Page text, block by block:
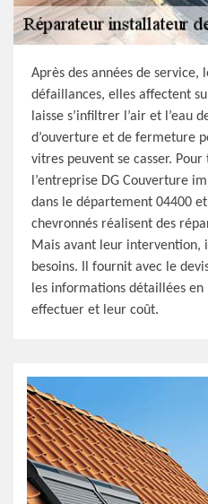
Après des années de service,
défaillances, elles affectent
laisse s’infiltrer l’air et l’eau
d’ouverture et de fermeture
vitres peuvent se casser.
l’entreprise DG Couverture
dans le département 04400
chevronnés réalisent des
Mais avant leur intervention,
besoins. Il fournit avec le
les informations détaillées
effectuer et leur coût.